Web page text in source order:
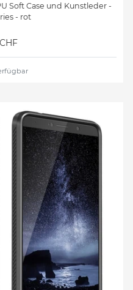
Soft Case und Kunstleder -
- rot